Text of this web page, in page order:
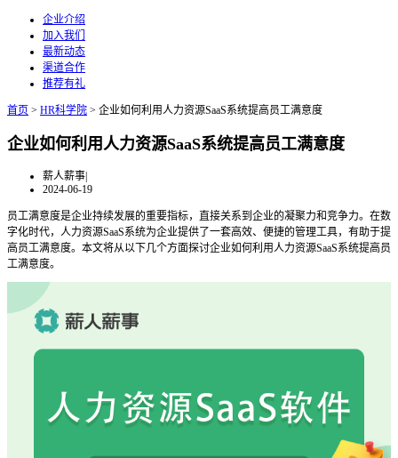
企业介绍
加入我们
最新动态
渠道合作
推荐有礼
首页 > HR科学院 > 企业如何利用人力资源SaaS系统提高员工满意度
企业如何利用人力资源SaaS系统提高员工满意度
薪人薪事|
2024-06-19
员工满意度是企业持续发展的重要指标，直接关系到企业的凝聚力和竞争力。在数
字化时代，人力资源SaaS系统为企业提供了一套高效、便捷的管理工具，有助于提
高员工满意度。本文将从以下几个方面探讨企业如何利用人力资源SaaS系统提高员
工满意度。